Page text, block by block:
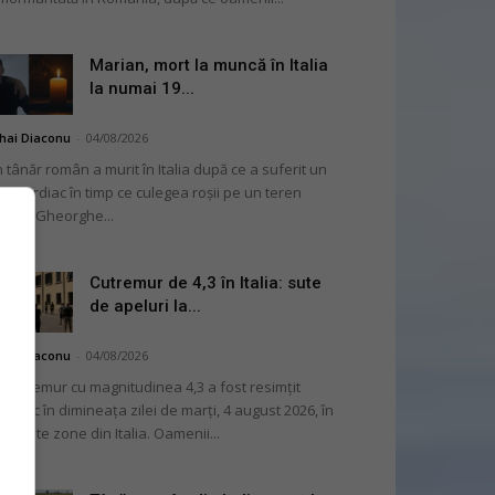
Marian, mort la muncă în Italia
la numai 19...
Diaconu 04/08/2026
tânăr român a murit în Italia după ce a suferit un
cardiac în timp ce culegea roșii pe un teren
Gheorghe...
Cutremur de 4,3 în Italia: sute
de apeluri la...
Diaconu 04/08/2026
cutremur cu magnitudinea 4,3 a fost resimțit
în dimineața zilei de marți, 4 august 2026, în
multe zone din Italia. Oamenii...